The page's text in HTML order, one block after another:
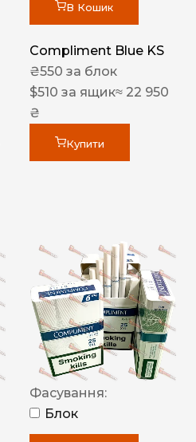
В Кошик
Compliment Blue KS
₴550 за блок
$510 за ящик≈ 22 950
₴
Купити
Фасування:
Блок